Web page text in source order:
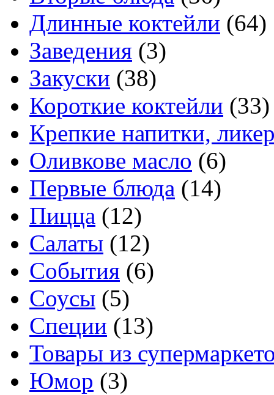
Длинные коктейли (64)
Заведения (3)
Закуски (38)
Короткие коктейли (33)
Крепкие напитки,
Оливкове масло (6)
Первые блюда (14)
Пицца (12)
Салаты (12)
События (6)
Соусы (5)
Специи (13)
Товары из
Юмор (3)